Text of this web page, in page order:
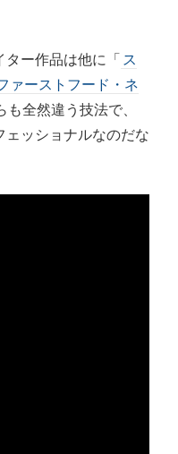
ー作品は他に「 ス
ァーストフード・ネ
も全然違う技法で、
ェッショナルなのだな